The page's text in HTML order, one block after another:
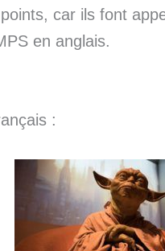
car ils font
en anglais.
: